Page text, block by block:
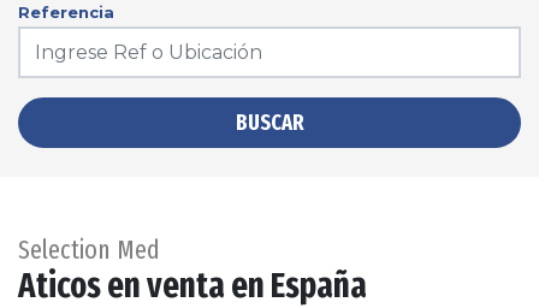
Referencia
BUSCAR
Selection Med
Aticos en venta en España